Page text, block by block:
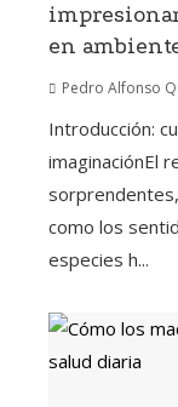
en
Pedro Alfonso
Introducción:
imaginaciónEl
como los
especies h...